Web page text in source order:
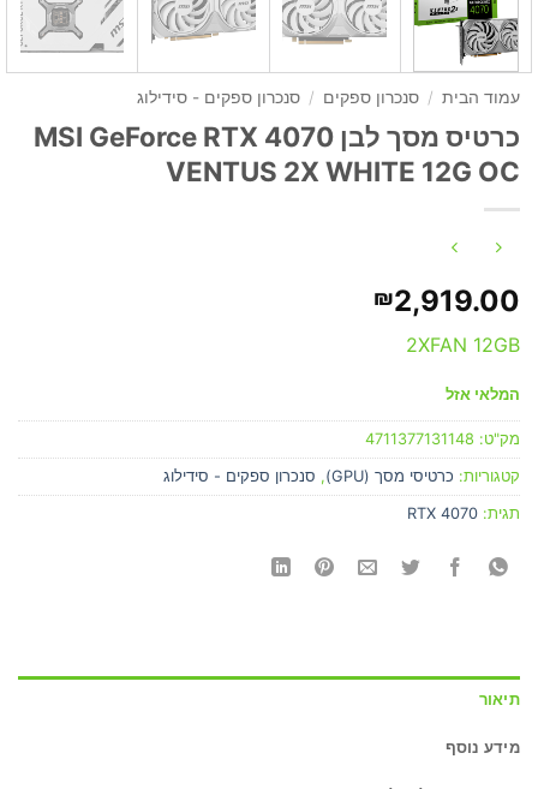
עמוד הבית / סנכרון ספקים / סנכרון ספקים - סידילוג
כרטיס מסך לבן MSI GeForce RTX 4070
VENTUS 2X WHITE 12G OC
₪2,919.00
2XFAN 12GB
המלאי אזל
מק"ט: 4711377131148
קטגוריות: כרטיסי מסך (GPU) , סנכרון ספקים - סידילוג
תגית: RTX 4070
תיאור
מידע נוסף